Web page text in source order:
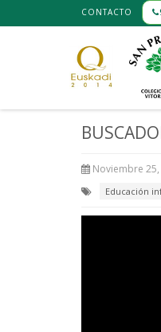
CONTACTO
Noviembre
Educación